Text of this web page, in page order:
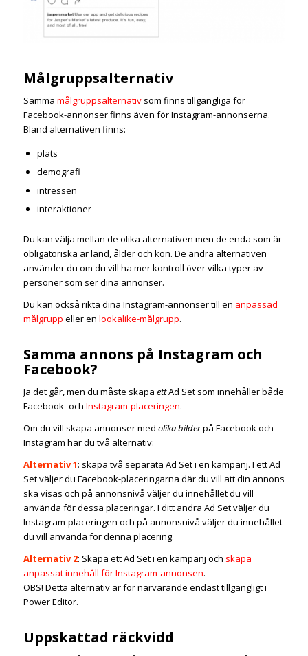
Målgruppsalternativ
Samma målgruppsalternativsom finns tillgängliga för
Facebook-annonser finns även för Instagram-annonserna.
Bland alternativen finns:
plats
demografi
intressen
interaktioner
Du kan välja mellan de olika alternativen men de enda som är
obligatoriska är land, ålder och kön. De andra alternativen
använder du om du vill ha mer kontroll över vilka typer av
personer som ser dina annonser.
Du kan också rikta dina Instagram-annonser till en anpassad
målgrupp eller en lookalike-målgrupp.
Samma annons på Instagram och
Facebook?
Ja det går, men du måste skapa ettAd Set som innehåller både
Facebook- och Instagram-placeringen.
Om du vill skapa annonser med olika bilderpå Facebook och
Instagram har du två alternativ:
Alternativ 1: skapa två separata Ad Set i en kampanj. I ett Ad
Set väljer du Facebook-placeringarna där du vill att din annons
ska visas och på annonsnivå väljer du innehållet du vill
använda för dessa placeringar. I ditt andra Ad Set väljer du
Instagram-placeringen och på annonsnivå väljer du innehållet
du vill använda för denna placering.
Alternativ 2: Skapa ett Ad Set i en kampanj och skapa
anpassat innehåll för Instagram-annonsen.
OBS! Detta alternativ är för närvarande endast tillgängligt i
Power Editor.
Uppskattad räckvidd